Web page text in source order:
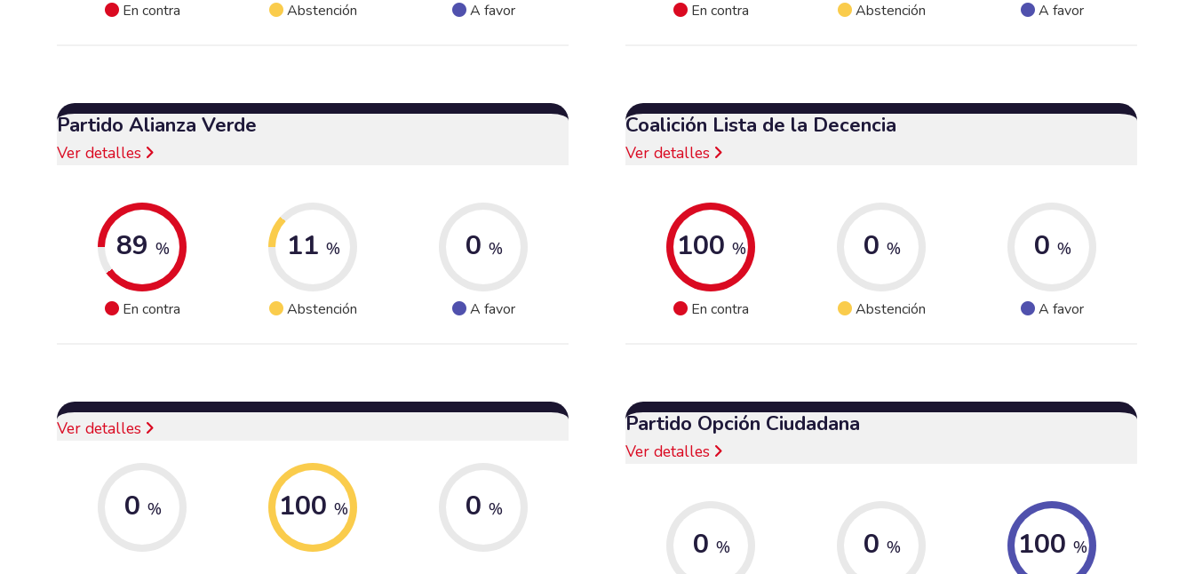
En contra Abstención A favor En contra Abstención A favor
Partido Alianza Verde
Ver detalles
89 %
En contra
11 %
Abstención
0 %
A favor
Coalición Lista de la Decencia
Ver detalles
100 %
En contra
0 %
Abstención
0 %
A favor
Ver detalles
0 % 100 % 0 %
Partido Opción Ciudadana
Ver detalles
0 % 0 % 100 %